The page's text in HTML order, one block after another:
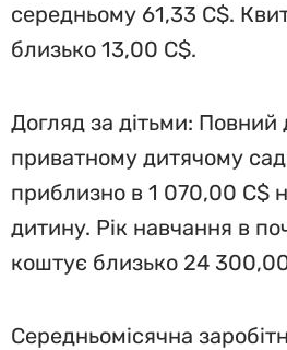
середньому 61,33 C$.
близько 13,00 C$.
Догляд за дітьми: Повний
приватному дитячому
приблизно в 1 070,00 C$
дитину. Рік навчання в
коштує близько 24
Середньомісячна